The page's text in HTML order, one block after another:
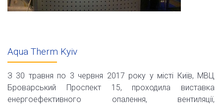
Aqua Therm Kyiv
З 30 травня по 3 червня 2017 року у місті Київ, МВЦ
Броварський Проспект 15, проходила виставка
енергоефективного опалення, вентиляції,